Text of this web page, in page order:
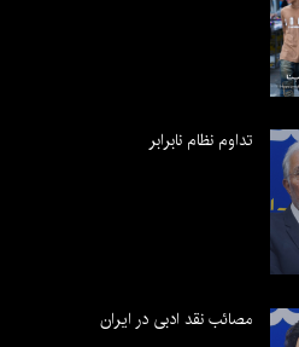
تداوم نظام نابرابر
مصائب نقد ادبی در ایران